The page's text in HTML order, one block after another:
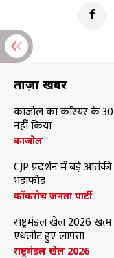
ताज़ा खबरें
काजोल का करियर के
नहीं किया
काजोल
CJP प्रदर्शन में बड़े
भंडाफोड़
कॉकरोच जनता पार्टी
राष्ट्रमंडल खेल 2026
एथलीट हुए लापता
राष्ट्रमंडल खेल 2026